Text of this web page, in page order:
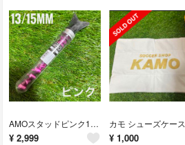
AMOスタッドピンク13mm/15mm SG 取り替え NIKE ナイキ 互換
¥ 2,999
カモ シューズケース
¥ 1,000